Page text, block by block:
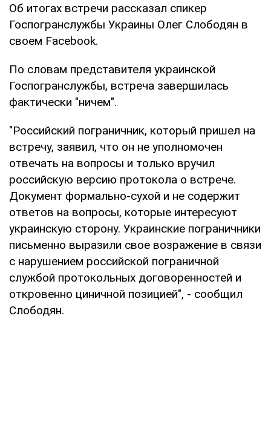
Об итогах встречи рассказал спикер
Госпогранслужбы Украины Олег Слободян в
своем Facebook.
По словам представителя украинской
Госпогранслужбы, встреча завершилась
фактически "ничем".
"Российский пограничник, который пришел на
встречу, заявил, что он не уполномочен
отвечать на вопросы и только вручил
российскую версию протокола о встрече.
Документ формально-сухой и не содержит
ответов на вопросы, которые интересуют
украинскую сторону. Украинские пограничники
письменно выразили свое возражение в связи
с нарушением российской пограничной
службой протокольных договоренностей и
откровенно циничной позицией", - сообщил
Слободян.